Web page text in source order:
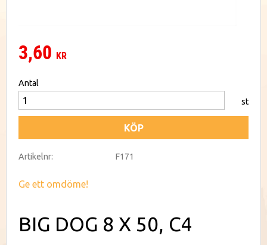
3,60 KR
Antal
st
KÖP
Artikelnr F171
Ge ett omdöme!
BIG DOG 8 X 50, C4